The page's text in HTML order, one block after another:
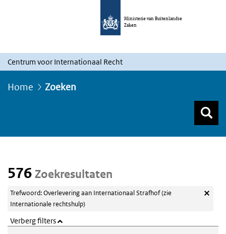
Ministerie van Buitenlandse
Zaken
Centrum voor Internationaal Recht
Home Zoeken
576 Zoekresultaten
Trefwoord: Overlevering aan Internationaal Strafhof (zie
Internationale rechtshulp)
Verberg filters